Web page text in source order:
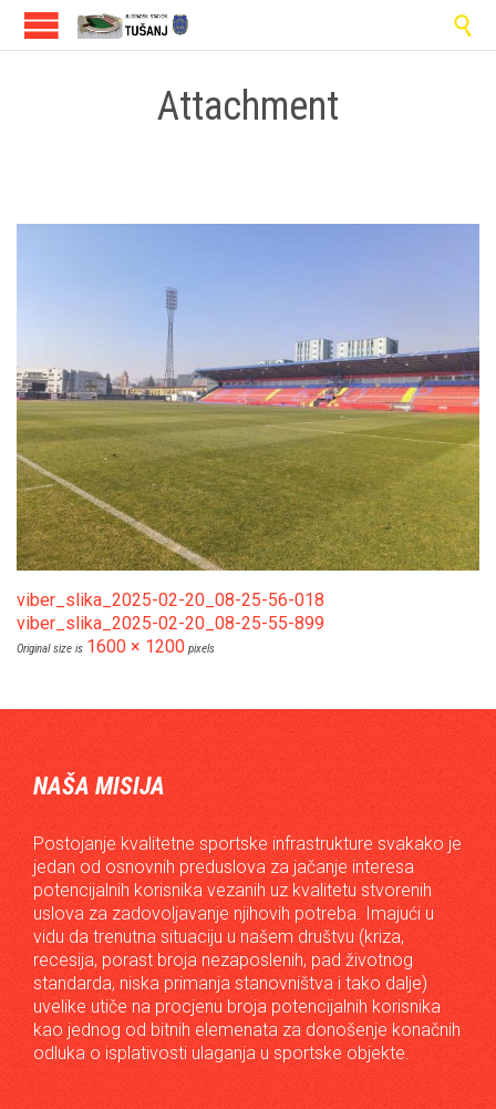

Attachment
viber_slika_2025-02-20_08-25-56-018
viber_slika_2025-02-20_08-25-55-899
Original size is 1600 × 1200 pixels
NAŠA MISIJA
Postojanje kvalitetne sportske infrastrukture svakako je
jedan od osnovnih preduslova za jačanje interesa
potencijalnih korisnika vezanih uz kvalitetu stvorenih
uslova za zadovoljavanje njihovih potreba. Imajući u
vidu da trenutna situaciju u našem društvu (kriza,
recesija, porast broja nezaposlenih, pad životnog
standarda, niska primanja stanovništva i tako dalje)
uvelike utiče na procjenu broja potencijalnih korisnika
kao jednog od bitnih elemenata za donošenje konačnih
odluka o isplativosti ulaganja u sportske objekte.